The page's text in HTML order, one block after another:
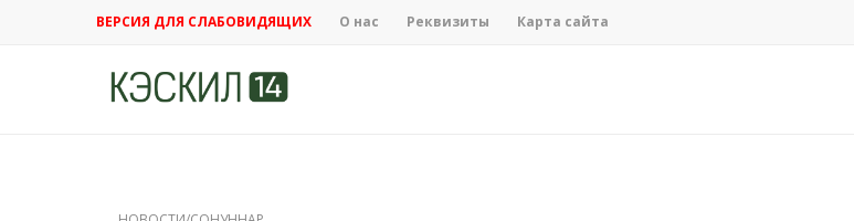
ВЕРСИЯ ДЛЯ СЛАБОВИДЯЩИХ О нас Реквизиты Карта сайта